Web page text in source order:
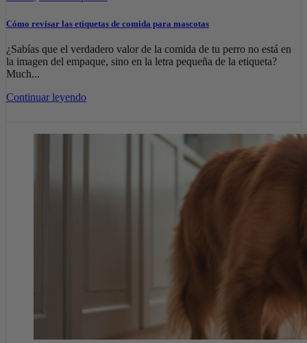
Cómo revisar las etiquetas de comida para mascotas
¿Sabías que el verdadero valor de la comida de tu perro no está en
la imagen del empaque, sino en la letra pequeña de la etiqueta?
Much...
Continuar leyendo